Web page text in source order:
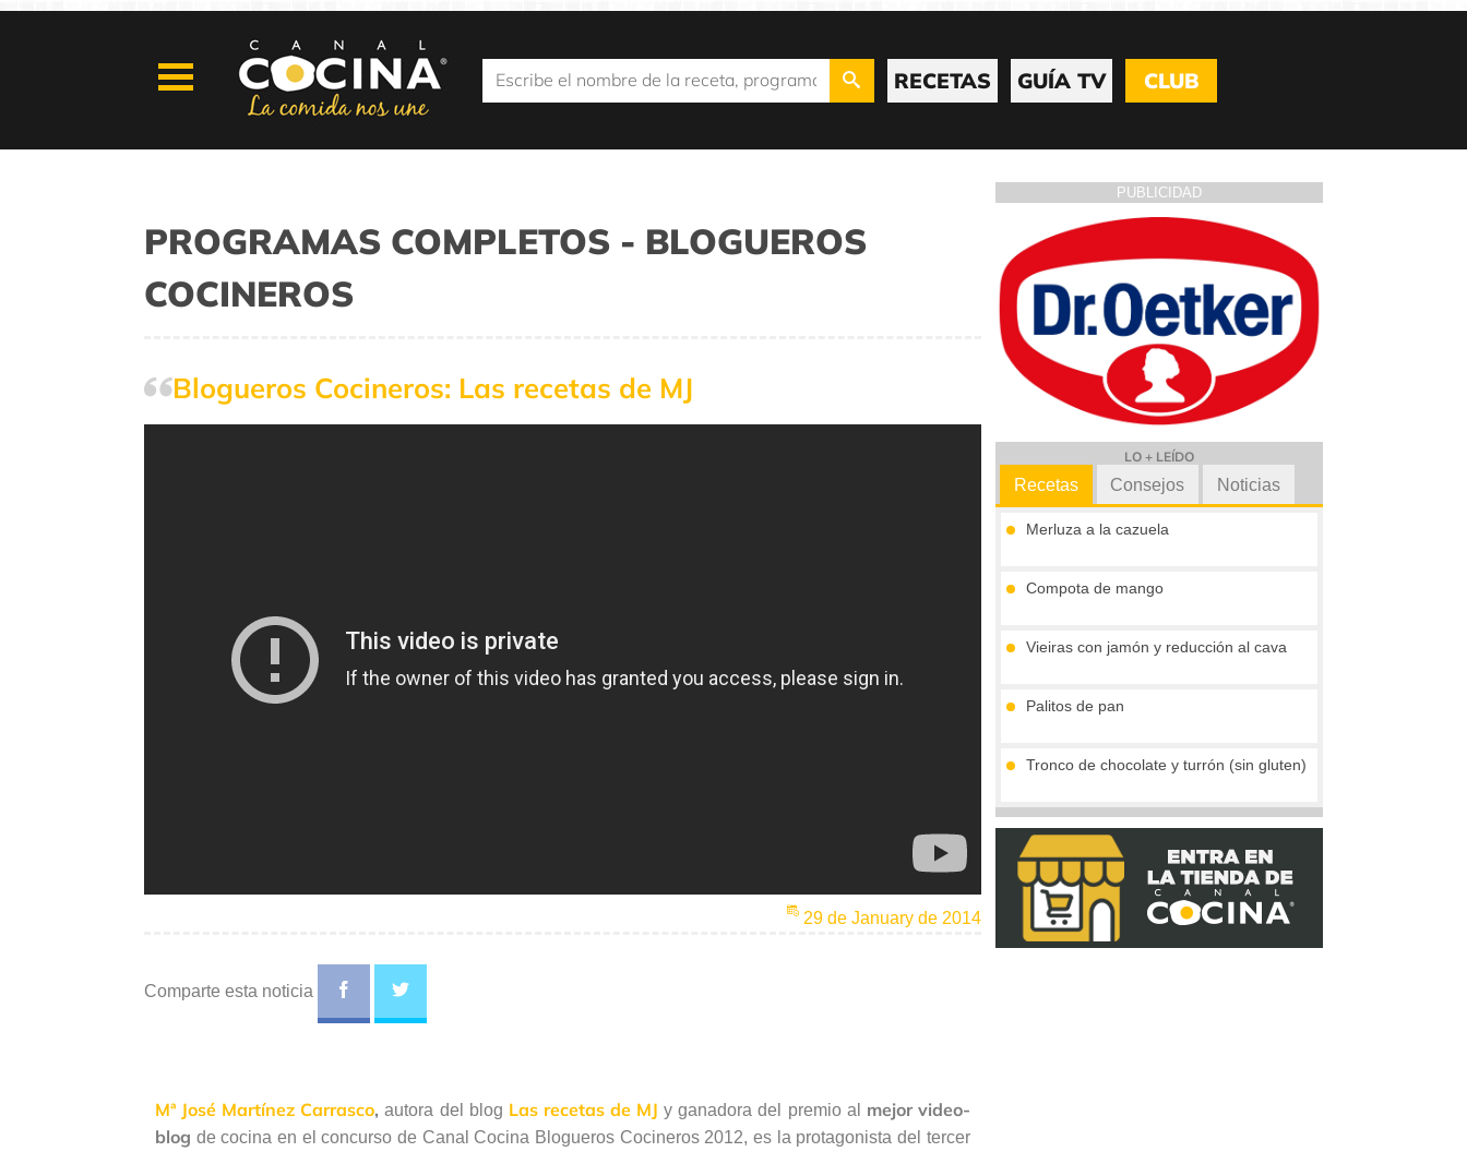
RECETAS GUÍA TV CLUB
PROGRAMAS COMPLETOS - BLOGUEROS
COCINEROS
Blogueros Cocineros: Las recetas de MJ
29 de January de 2014
Comparte esta noticia
Mª José Martínez Carrasco, autora del blog Las recetas de MJ y ganadora del premio al mejor video-
blog de cocina en el concurso de Canal Cocina Blogueros Cocineros 2012, es la protagonista del tercer
PUBLICIDAD
LO + LEÍDO
Recetas
Merluza a la cazuela
Compota de mango
Vieiras con jamón y reducción al cava
Palitos de pan
Tronco de chocolate y turrón (sin gluten)
Crema de boletus y huevo de codorniz
Consejos Noticias